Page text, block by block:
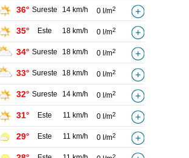
36° Sureste 14 km/h 0 l/m2
35° Este 18 km/h 0 l/m2
34° Sureste 18 km/h 0 l/m2
33° Sureste 18 km/h 0 l/m2
32° Sureste 14 km/h 0 l/m2
31° Este 11 km/h 0 l/m2
29° Este 11 km/h 0 l/m2